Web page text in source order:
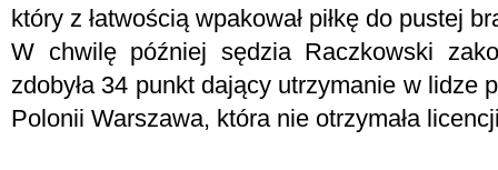
który z łatwością wpakował piłkę do pustej
W chwilę później sędzia Raczkowski
zdobyła 34 punkt dający utrzymanie w lidze
Polonii Warszawa, która nie otrzymała